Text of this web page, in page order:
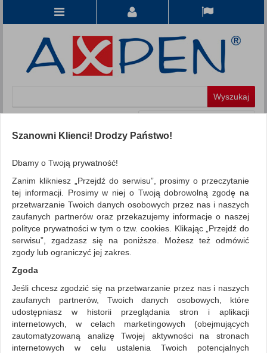
WSZYSTKIE KATEGORIE
FILTRY
Więcej
REKLAMA
AKTUALNOŚCI
~ Nagrody Promocje
ZNALEZIONYCH PRODUKTÓW: 1 Porównaj (0)
Sortuj po Standardowe
Siatka Lista
Szanowni Klienci! Drodzy Państwo!
Dbamy o Twoją prywatność!
Zanim klikniesz „Przejdź do serwisu”, prosimy o przeczytanie
tej informacji. Prosimy w niej o Twoją dobrowolną zgodę na
przetwarzanie Twoich danych osobowych przez nas i naszych
zaufanych partnerów oraz przekazujemy informacje o naszej
polityce prywatności w tym o tzw. cookies. Klikając „Przejdź do
serwisu”, zgadzasz się na poniższe. Możesz też odmówić
zgody lub ograniczyć jej zakres.
Zgoda
Jeśli chcesz zgodzić się na przetwarzanie przez nas i naszych
zaufanych partnerów, Twoich danych osobowych, które
udostępniasz w historii przeglądania stron i aplikacji
internetowych, w celach marketingowych (obejmujących
zautomatyzowaną analizę Twojej aktywności na stronach
internetowych w celu ustalenia Twoich potencjalnych